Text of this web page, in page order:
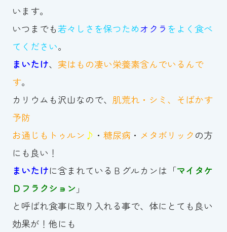
います。
いつまでも若々しさを保つためオクラ をよく食べ
てください。
まいたけ、 実はもの凄い栄養素含んでいるんで
す。
カリウムも沢山なので、 肌荒れ・シミ、そばかす
予防
お通じもトゥルン ♪ ・ 糖尿病 ・ メタボリックの方
にも良い！
まいたけに含まれているＢグルカンは「マイタケ
Ｄフラクション 」
と呼ばれ食事に取り入れる事で、体にとても良い
効果が！他にも